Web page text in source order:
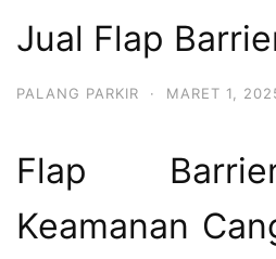
Jual Flap
PALANG PARKIR · MARET 1,
Flap
Keamanan